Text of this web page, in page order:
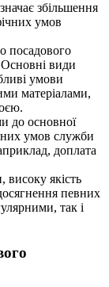
збільшення
умов
посадового
Основні види
умови
матеріалами,
до основної
умов служби
доплата
високу якість
певних
так і